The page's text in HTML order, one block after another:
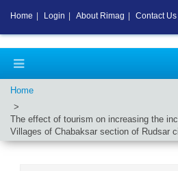
Home
The effect of tourism on increasing the
Villages of Chabaksar section of Rudsar
Home Login About Rimag Contact Us